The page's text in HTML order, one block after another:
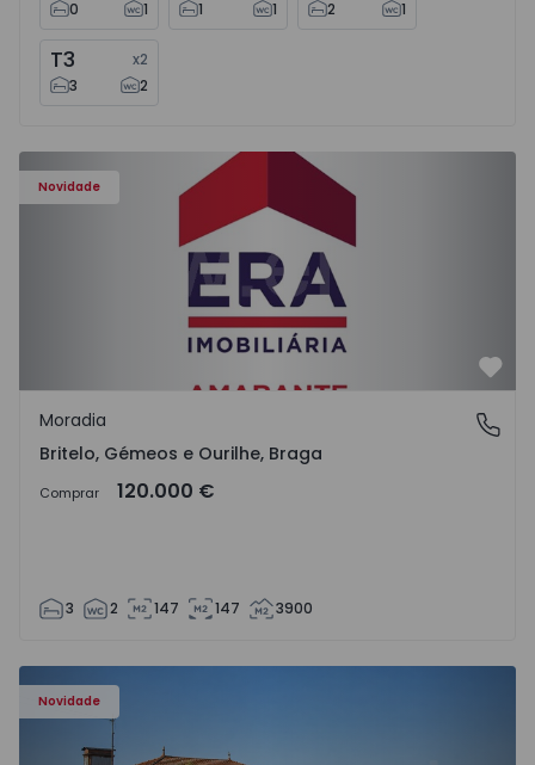
0 1 1 1 2 1
T3 x2
3
2
Novidade
Moradia T3 Celorico de Basto, Britelo, Gémeos e Ourilhe
Britelo, Gémeos e Ourilhe, Braga
Moradia
Britelo, Gémeos e Ourilhe, Braga
Comprar 120.000 €
3 2 147 147 3900
Novidade
Terroso - 1575815 - 10
Moradia Isolada Póvoa de Varzim, Aver-o-Mar, Amorim e